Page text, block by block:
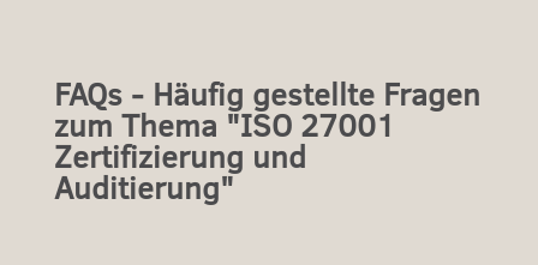
FAQs - Häufig gestellte Fragen
zum Thema "ISO 27001
Zertifizierung und
Auditierung"